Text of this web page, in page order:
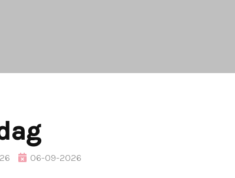
06-09-2026